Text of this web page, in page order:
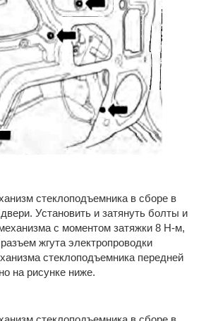
стеклоподъемника в сборе в
Установить и затянуть болты и
с моментом затяжки 8 Н-м,
жгута электропроводки
стеклоподъемника передней
на рисунке ниже.